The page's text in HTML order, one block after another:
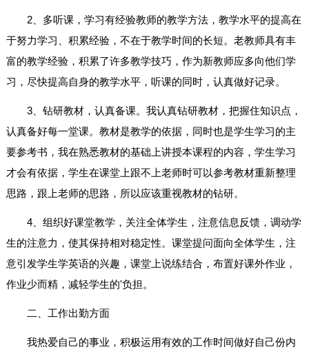
2、多听课，学习有经验教师的教学方法，教学水平的提高在
于努力学习、积累经验，不在于教学时间的长短。老教师具有丰
富的教学经验，积累了许多教学技巧，作为新教师应多向他们学
习，尽快提高自身的教学水平，听课的同时，认真做好记录。
3、钻研教材，认真备课。我认真钻研教材，把握住知识点，
认真备好每一堂课。教材是教学的依据，同时也是学生学习的主
要参考书，我在熟悉教材的基础上讲授本课程的内容，学生学习
才会有依据，学生在课堂上跟不上老师时可以参考教材重新整理
思路，跟上老师的思路，所以应该重视教材的钻研。
4、组织好课堂教学，关注全体学生，注意信息反馈，调动学
生的注意力，使其保持相对稳定性。课堂提问面向全体学生，注
意引发学生学英语的兴趣，课堂上说练结合，布置好课外作业，
作业少而精，减轻学生的'负担。
二、工作出勤方面
我热爱自己的事业，积极运用有效的工作时间做好自己份内